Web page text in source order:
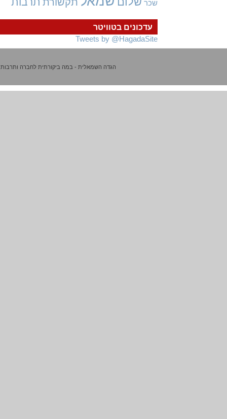
עדכונים בטוויטר
Tweets by @HagadaSite
שכר
הגדה השמאלית - במה ביקורתית לחברה ותרבות